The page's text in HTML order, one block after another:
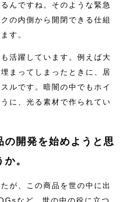
んですね。そのような緊急
の内側から開閉できる仕組
す。
活躍しています。例えば大
まってしまったときに、居
ルです。暗闇の中でもホイ
に、光る素材で作られてい
の開発を始めようと思
。
が、この商品を世の中に出
など、世の中の役に立つ